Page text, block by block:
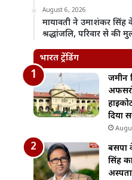
August 6, 2026
मायावती ने उमाशंकर
श्रद्धांजलि, परिवार से की
भारत ट्रेंडिंग
जमीन
दिया
बसपा
सिंह